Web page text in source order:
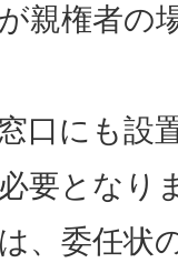
親権者の
口にも設
要となり
、委任状